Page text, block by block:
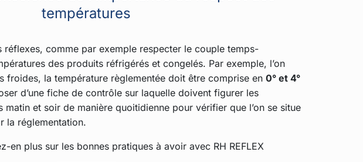
températures
réflexes, comme par exemple respecter le couple temps-
des produits réfrigérés et congelés. Par exemple, l’on
froides, la température règlementée doit être comprise en 0° et 4°
d’une fiche de contrôle sur laquelle doivent figurer les
et soir de manière quoitidienne pour vérifier que l’on se situe
la réglementation.
en plus sur les bonnes pratiques à avoir avec RH REFLEX